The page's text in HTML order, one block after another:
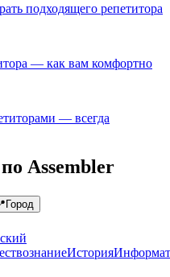
подходящего репетитора
— как вам комфортно
— всегда
Assembler
Город
История